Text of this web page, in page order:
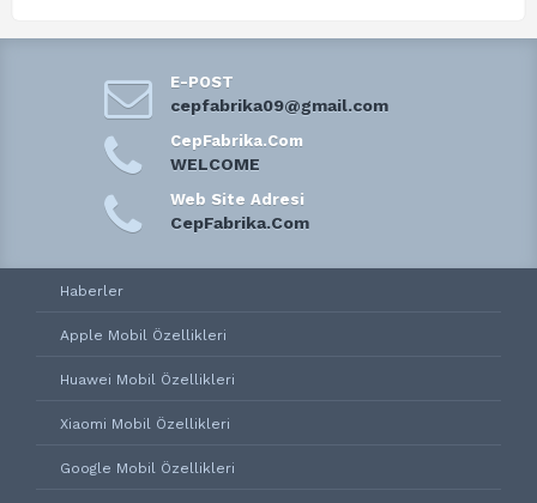
E-POST
cepfabrika09@gmail.com
CepFabrika.Com
WELCOME
Web Site Adresi
CepFabrika.Com
Haberler
Apple Mobil Özellikleri
Huawei Mobil Özellikleri
Xiaomi Mobil Özellikleri
Google Mobil Özellikleri